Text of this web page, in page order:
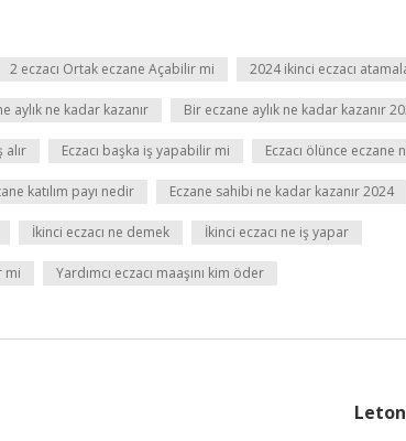
2 eczacı Ortak eczane Açabilir mi 2024 ikinci eczacı
aylık ne kadar kazanır Bir eczane aylık ne kadar kazanır
alır Eczacı başka iş yapabilir mi Eczacı ölünce eczane
katılım payı nedir Eczane sahibi ne kadar kazanır 2024
İkinci eczacı ne demek İkinci eczacı ne iş yapar
mi Yardımcı eczacı maaşını kim öder